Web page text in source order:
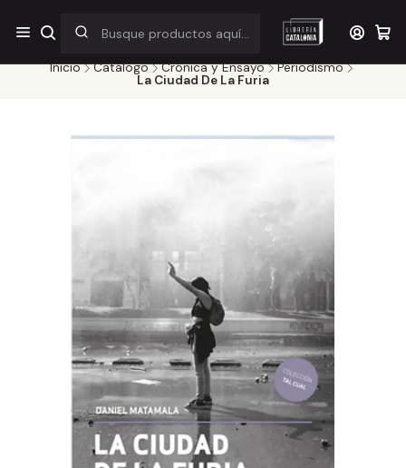
¡Por pocos días! Despacho a $1.000 en RM por compras sobre
$38.000
Inicio Catálogo Crónica y Ensayo
Periodismo
La Ciudad De La Furia